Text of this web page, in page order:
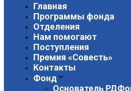
Главная
Программы фонда
Отделения
Нам помогают
Поступления
Премия «Совесть»
Контакты
Фонд
Основатель